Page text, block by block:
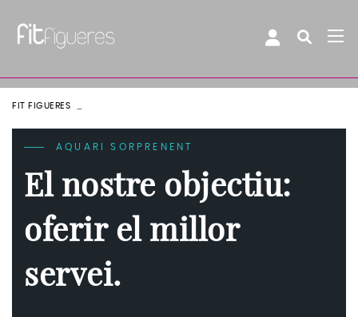
FIT FIGUERES
AQUARI SORPRENENT
El nostre objectiu:
oferir el millor
servei.